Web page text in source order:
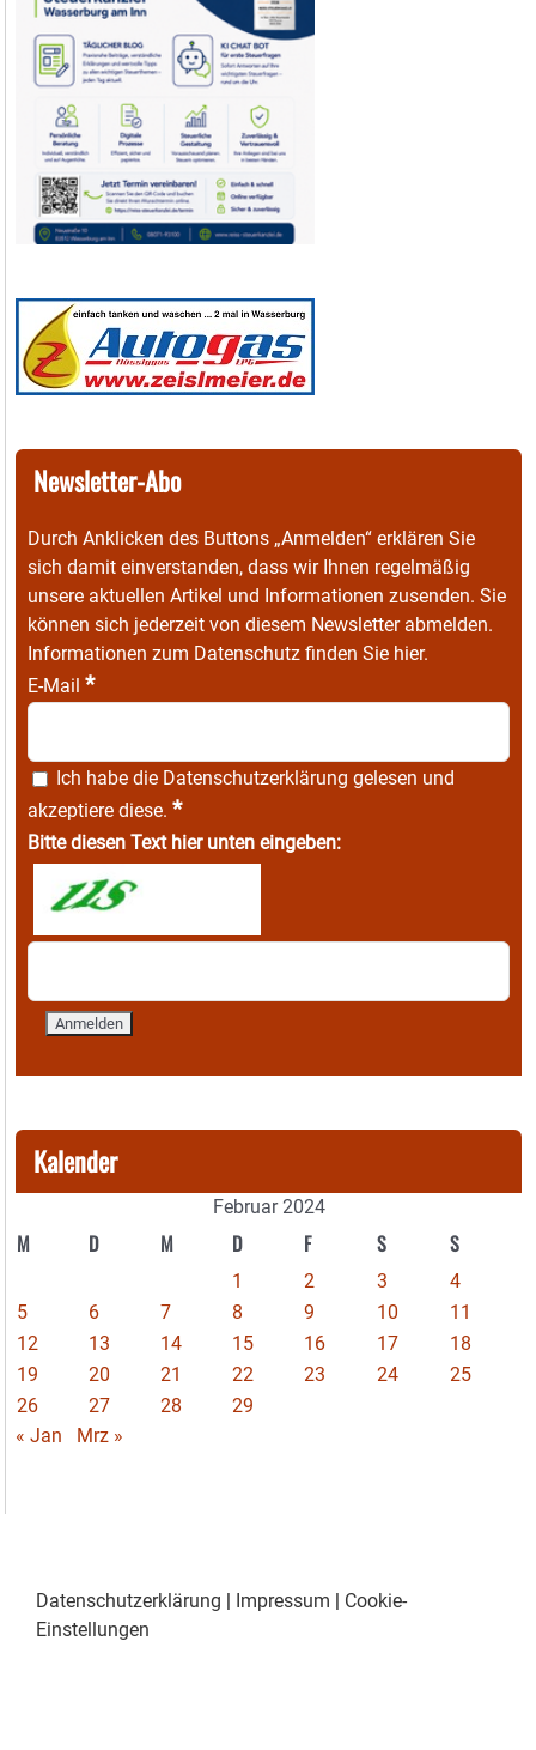
Newsletter-Abo
Durch Anklicken des Buttons „Anmelden“ erklären Sie
sich damit einverstanden, dass wir Ihnen regelmäßig
unsere aktuellen Artikel und Informationen zusenden. Sie
können sich jederzeit von diesem Newsletter abmelden.
Informationen zum Datenschutz finden Sie hier.
E-Mail *
Ich habe die Datenschutzerklärung gelesen und
akzeptiere diese. *
Bitte diesen Text hier unten eingeben:
Kalender
Februar 2024
M D M D F S S
1 2 3
4
5
6 7 8 9 10
11
12
13 14 15 16 17
18
19
20 21 22 23 24
25
26
27 28
29
« Jan
Mrz »
Datenschutzerklärung Impressum
Cookie-
Einstellungen